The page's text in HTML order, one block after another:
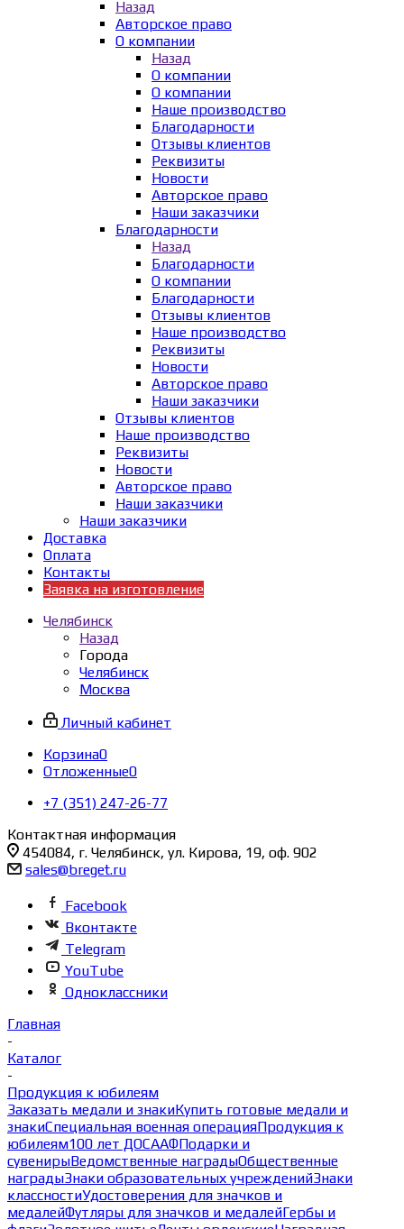
Назад
Авторское право
О компании
Назад
О компании
О компании
Наше производство
Благодарности
Отзывы клиентов
Реквизиты
Новости
Авторское право
Наши заказчики
Благодарности
Назад
Благодарности
О компании
Благодарности
Отзывы клиентов
Наше производство
Реквизиты
Новости
Авторское право
Наши заказчики
Отзывы клиентов
Наше производство
Реквизиты
Новости
Авторское право
Наши заказчики
Наши заказчики
Доставка
Оплата
Контакты
Заявка на изготовление
Челябинск
Назад
Города
Челябинск
Москва
Личный кабинет
Корзина0
Отложенные0
+7 (351) 247-26-77
Контактная информация
454084, г. Челябинск, ул. Кирова, 19, оф. 902
sales@breget.ru
Facebook
Вконтакте
Telegram
YouTube
Одноклассники
Главная
-
Каталог
-
Продукция к юбилеям
Заказать медали и знакиКупить готовые медали и
знакиСпециальная военная операцияПродукция к
юбилеям100 лет ДОСААФПодарки и
сувенирыВедомственные наградыОбщественные
наградыЗнаки образовательных учрежденийЗнаки
классностиУдостоверения для значков и
медалейФутляры для значков и медалейГербы и